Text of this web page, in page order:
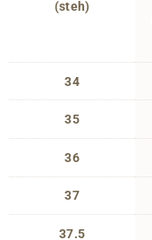
(steh)
34
35
36
37
37.5